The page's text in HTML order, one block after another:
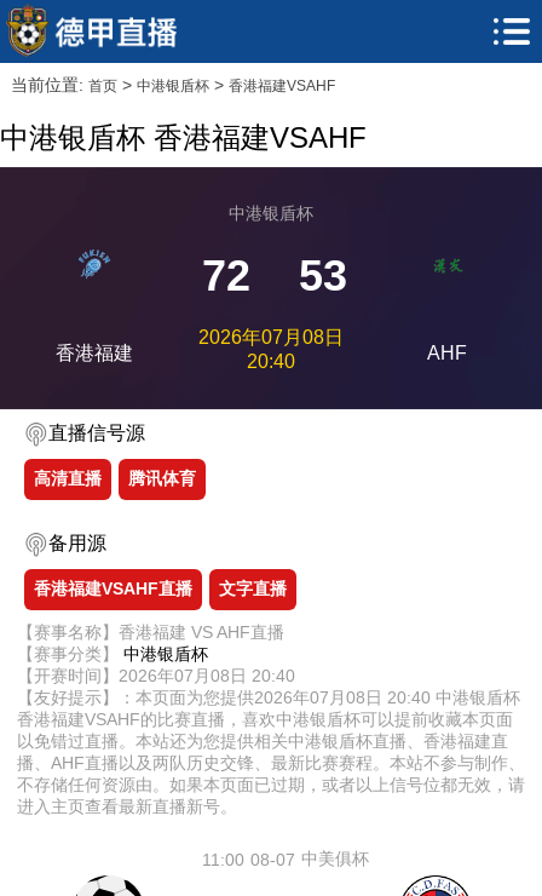
当前位置: 首页> 中港银盾杯> 香港福建VSAHF
中港银盾杯 香港福建VSAHF
香港福建
中港银盾杯
72 53
2026年07月08日
20:40
AHF
直播信号源
高清直播 腾讯体育
备用源
香港福建VSAHF直播 文字直播
【赛事名称】香港福建 VS AHF直播
【赛事分类】 中港银盾杯
【开赛时间】2026年07月08日 20:40
【友好提示】：本页面为您提供2026年07月08日 20:40 中港银盾杯
香港福建VSAHF的比赛直播，喜欢中港银盾杯可以提前收藏本页面
以免错过直播。本站还为您提供相关中港银盾杯直播、香港福建直
播、AHF直播以及两队历史交锋、最新比赛赛程。本站不参与制作、
不存储任何资源由。如果本页面已过期，或者以上信号位都无效，请
进入主页查看最新直播新号。
08-07
11:00 中美俱杯